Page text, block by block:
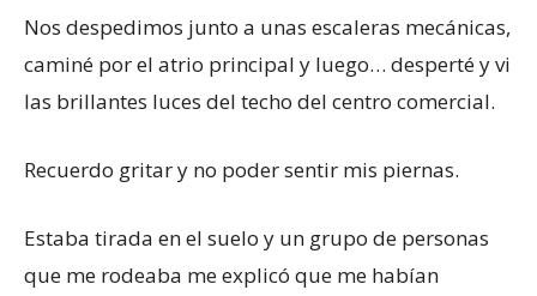
Nos despedimos junto a unas escaleras mecánicas,
caminé por el atrio principal y luego… desperté y vi
las brillantes luces del techo del centro comercial.
Recuerdo gritar y no poder sentir mis piernas.
Estaba tirada en el suelo y un grupo de personas
que me rodeaba me explicó que me habían